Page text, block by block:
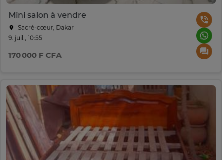
Mini salon à vendre
Sacré-cœur, Dakar
9. juil., 10:55
170 000 F CFA